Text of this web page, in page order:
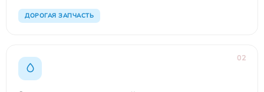
ДОРОГАЯ ЗАПЧАСТЬ
02